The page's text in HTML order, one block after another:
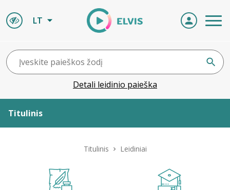
LT
Detali leidinio paieška
Titulinis
Titulinis Leidiniai